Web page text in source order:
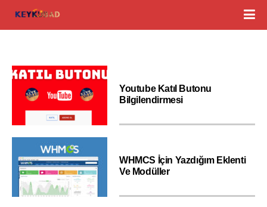
Youtube Katıl Butonu
Bilgilendirmesi
WHMCS İçin Yazdığım Eklenti
Ve Modüller